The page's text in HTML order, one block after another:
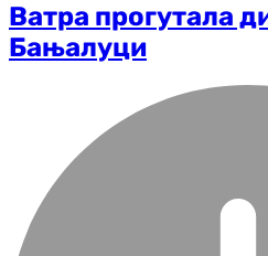
Ватра прогутала
Бањалуци